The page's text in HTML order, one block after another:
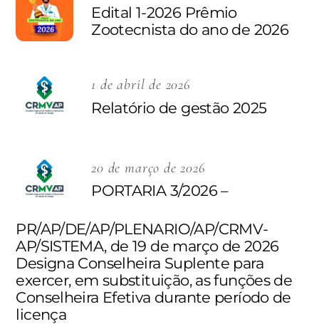
Edital 1-2026 Prêmio
Zootecnista do ano de 2026
1 de abril de 2026
Relatório de gestão 2025
20 de março de 2026
PORTARIA 3/2026 –
PR/AP/DE/AP/PLENARIO/AP/CRMV-
AP/SISTEMA, de 19 de março de 2026
Designa Conselheira Suplente para
exercer, em substituição, as funções de
Conselheira Efetiva durante período de
licença